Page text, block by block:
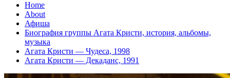
Home
About
Афиша
Биография группы Агата Кристи, история, альбомы,
музыка
Агата Кристи — Чудеса, 1998
Агата Кристи — Декаданс, 1991